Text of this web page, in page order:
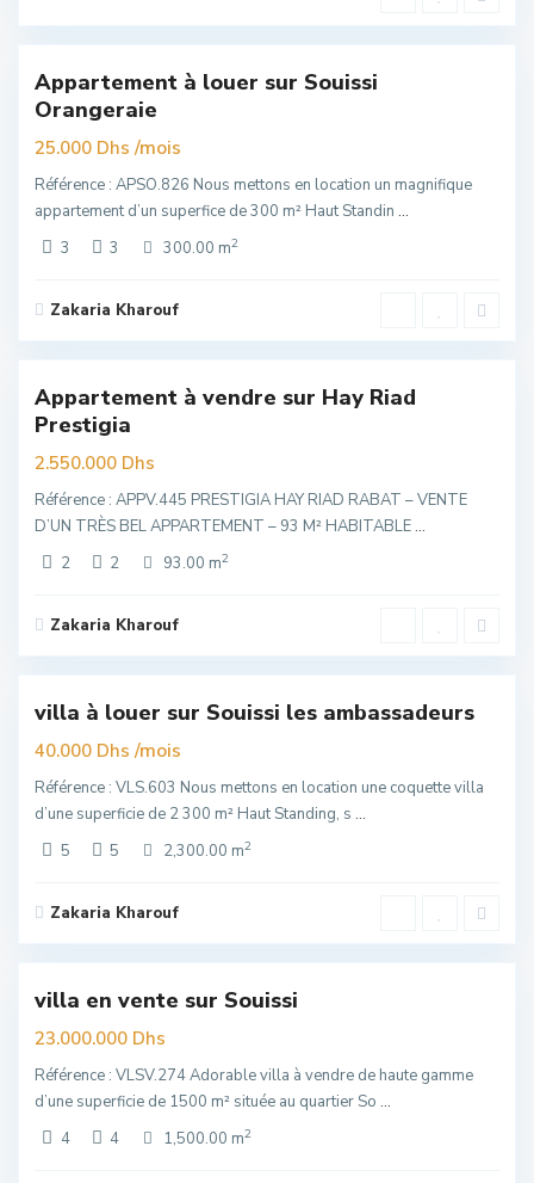
Rabat
Exclusivité
Appartement à louer sur Souissi
Orangeraie
25.000 Dhs/mois
Référence : APSO.826 Nous mettons en location un magnifique
appartement d’un superfice de 300 m² Haut Standin ...
3
3 300.00 m2
Zakaria Kharouf
Hay
Rabat
Exclusivité
Appartement à vendre sur Hay Riad
Prestigia
2.550.000 Dhs
Référence : APPV.445 PRESTIGIA HAY RIAD RABAT – VENTE
D’UN TRÈS BEL APPARTEMENT – 93 M² HABITABLE...
2
2 93.00 m2
Zakaria Kharouf
Rabat
Exclusivité
villa à louer sur Souissi les ambassadeurs
40.000 Dhs/mois
Référence : VLS.603 Nous mettons en location une coquette villa
d’une superficie de 2 300 m² Haut Standing, s ...
5
5 2,300.00 m2
Zakaria Kharouf
Rabat
Exclusivité
villa en vente sur Souissi
23.000.000 Dhs
Référence : VLSV.274 Adorable villa à vendre de haute gamme
d’une superficie de 1500 m² située au quartier So ...
4
4 1,500.00 m2